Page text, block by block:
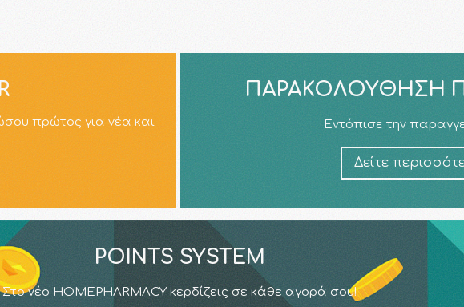
πρώτος για νέα και
ΠΑΡΑΚΟΛΟΎΘΗΣΗ
Εντόπισε την
Δείτε
POINTS SYSTEM
Στο νέο HOMEPHARMACY κερδίζεις σε κάθε αγορά σου!